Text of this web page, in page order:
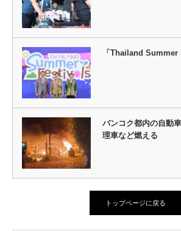
「Thailand
バンコク都内の自動
理車など燃える
トップページに戻る